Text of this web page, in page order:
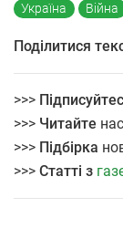
Україна
Війна
Поділитися
>>>
>>> Читайте
>>> Підбірка
>>> Статті з